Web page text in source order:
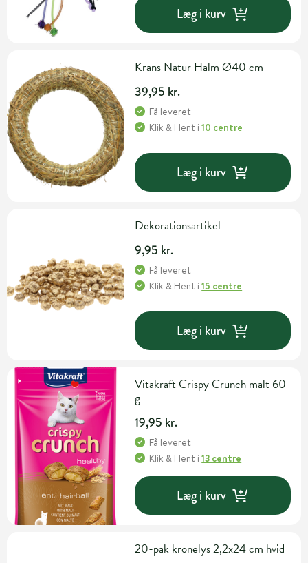
Læg i kurv
Krans Natur Halm Ø40 cm
39,95 kr.
Få leveret
Klik & Hent i10 centre
Læg i kurv
Dekorationsartikel
9,95 kr.
Få leveret
Klik & Hent i15 centre
Læg i kurv
Vitakraft Crispy Crunch malt 60
g
19,95 kr.
Få leveret
Klik & Hent i13 centre
Læg i kurv
20-pak kronelys 2,2x24 cm hvid